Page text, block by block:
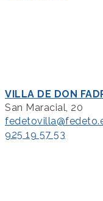
VILLA DE DON
San Maracial, 20
925 19 57 53